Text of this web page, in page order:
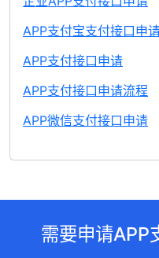
APP支付宝支付接口申
APP支付接口申请
APP支付接口申请流程
APP微信支付接口申请
需要申请APP